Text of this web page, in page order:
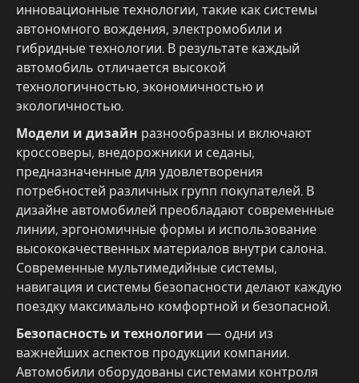
инновационные технологии, такие как системы
автономного вождения, электромобили и
гибридные технологии. В результате каждый
автомобиль отличается высокой
технологичностью, экономичностью и
экологичностью.
Модели и дизайн разнообразны и включают
кроссоверы, внедорожники и седаны,
предназначенные для удовлетворения
потребностей различных групп покупателей. В
дизайне автомобилей преобладают современные
линии, эргономичные формы и использование
высококачественных материалов внутри салона.
Современные мультимедийные системы,
навигация и системы безопасности делают каждую
поездку максимально комфортной и безопасной.
Безопасность и технологии — одни из
важнейших аспектов продукции компании.
Автомобили оборудованы системами контроля